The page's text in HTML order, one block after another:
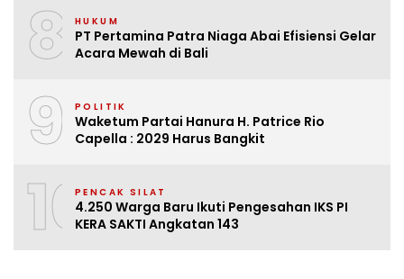
8 HUKUM
PT Pertamina Patra Niaga Abai Efisiensi Gelar
Acara Mewah di Bali
9 POLITIK
Waketum Partai Hanura H. Patrice Rio
Capella : 2029 Harus Bangkit
10PENCAK SILAT
4.250 Warga Baru Ikuti Pengesahan IKS PI
KERA SAKTI Angkatan 143